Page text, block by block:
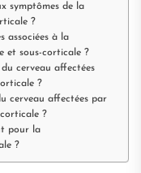
symptômes de la
?
associées à la
et sous-corticale ?
cerveau affectées
?
cerveau affectées par
corticale ?
pour la
?